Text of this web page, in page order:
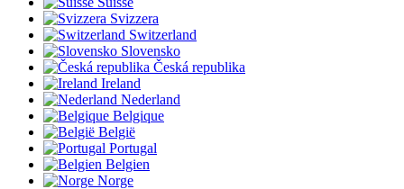
Svizzera
Switzerland
Slovensko
Česká republika
Ireland
Nederland
Belgique
België
Portugal
Belgien
Norge